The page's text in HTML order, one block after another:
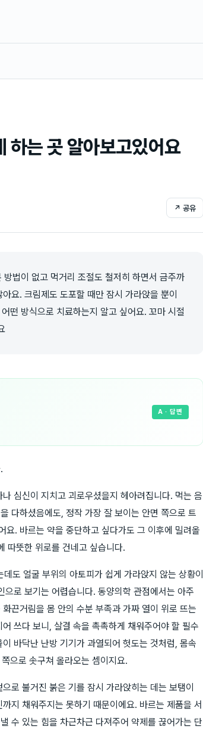
하는 곳 알아보고있어요
↗ 공유
법이 없고 먹거리 조절도 철저히 하면서 금주까
요. 크림제도 도포할 때만 잠시 가라앉을 뿐이
떤 방식으로 치료하는지 알고 싶어요. 꼬마 시절
A · 답변
심신이 지치고 괴로우셨을지 헤아려집니다. 먹는 음
다하셨음에도, 정작 가장 잘 보이는 안면 쪽으로 트
요. 바르는 약을 중단하고 싶다가도 그 이후에 밀려올
따뜻한 위로를 건네고 싶습니다.
도 얼굴 부위의 아토피가 쉽게 가라앉지 않는 상황이
로 보기는 어렵습니다. 동양의학 관점에서는 아주
끈거림을 몸 안의 수분 부족과 가짜 열이 위로 뜨는
쓰다 보니, 살결 속을 촉촉하게 채워주어야 할 필수
바닥난 난방 기기가 과열되어 헛도는 것처럼, 몸속
으로 솟구쳐 올라오는 셈이지요.
로 불거진 붉은 기를 잠시 가라앉히는 데는 보탬이
지 채워주지는 못하기 때문이에요. 바르는 제품을 서
수 있는 힘을 차근차근 다져주어 약제를 끊어가는 단